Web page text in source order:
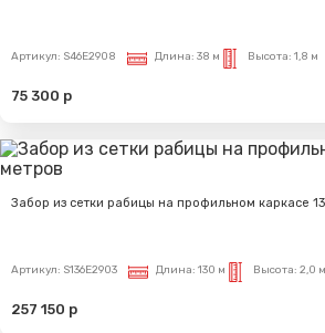
Артикул: S46E2908 Длина: 38 м Высота: 1,8 м
75 300 р
Забор из сетки рабицы на профильном каркасе
Артикул: S136E2903 Длина: 130 м Высота: 2,0 м
257 150 р